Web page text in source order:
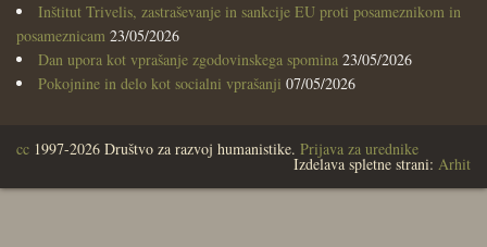
Inštitut Trivelis, zastraševanje in sankcije EU proti posameznikom in
posameznicam 23/05/2026
Dan upora kot vprašanje zgodovinskega spomina 23/05/2026
Pokojnine in delo kot socialni vprašanji 07/05/2026
cc 1997-2026 Društvo za razvoj humanistike. Prijava za urednike
Izdelava spletne strani: Arhit